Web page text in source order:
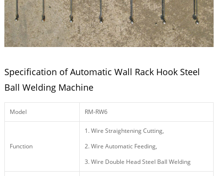
Specification of Automatic Wall Rack Hook Steel
Ball Welding Machine
Model RM-RW6
Function
1. Wire Straightening Cutting,
2. Wire Automatic Feeding,
3. Wire Double Head Steel Ball Welding